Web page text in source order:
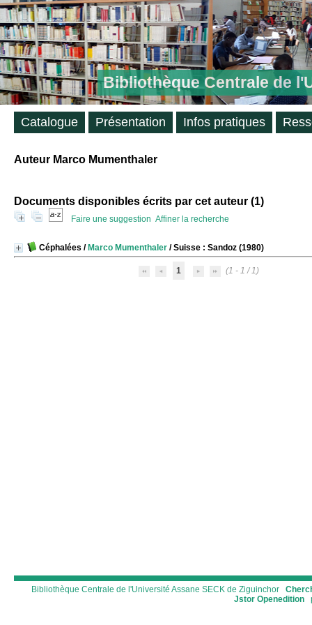
Bibliothèque Centrale de
Auteur Marco Mumenthaler
Documents disponibles écrits par cet auteur (1)
Faire une suggestion Affiner la recherche
Céphalées / Marco Mumenthaler / Suisse : Sandoz (1980)
1 (1 - 1 / 1)
Bibliothèque Centrale de l'Université Assane SECK de Ziguinchor
Jstor Openedition
Catalogue Présentation Infos pratiques